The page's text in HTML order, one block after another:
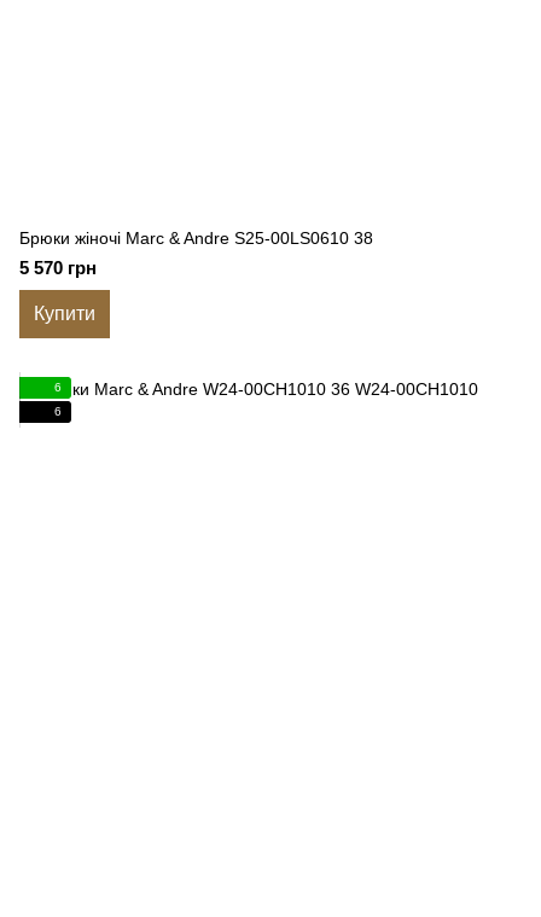
Брюки жіночі Marc & Andre S25-00LS0610 38
5 570 грн
Купити
6
6